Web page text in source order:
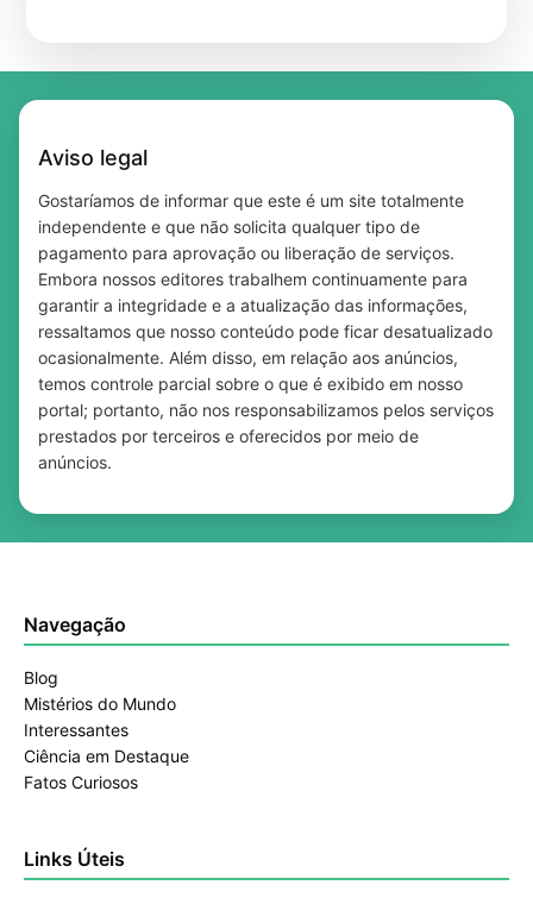
Entenda de forma simples
Músicas que falam de paz: 5 sucessos para
sua playlist
Aviso legal
Gostaríamos de informar que este é um site totalmente
independente e que não solicita qualquer tipo de
pagamento para aprovação ou liberação de serviços.
Embora nossos editores trabalhem continuamente para
garantir a integridade e a atualização das informações,
ressaltamos que nosso conteúdo pode ficar desatualizado
ocasionalmente. Além disso, em relação aos anúncios,
temos controle parcial sobre o que é exibido em nosso
portal; portanto, não nos responsabilizamos pelos serviços
prestados por terceiros e oferecidos por meio de
anúncios.
Navegação
Blog
Mistérios do Mundo
Interessantes
Ciência em Destaque
Fatos Curiosos
Links Úteis